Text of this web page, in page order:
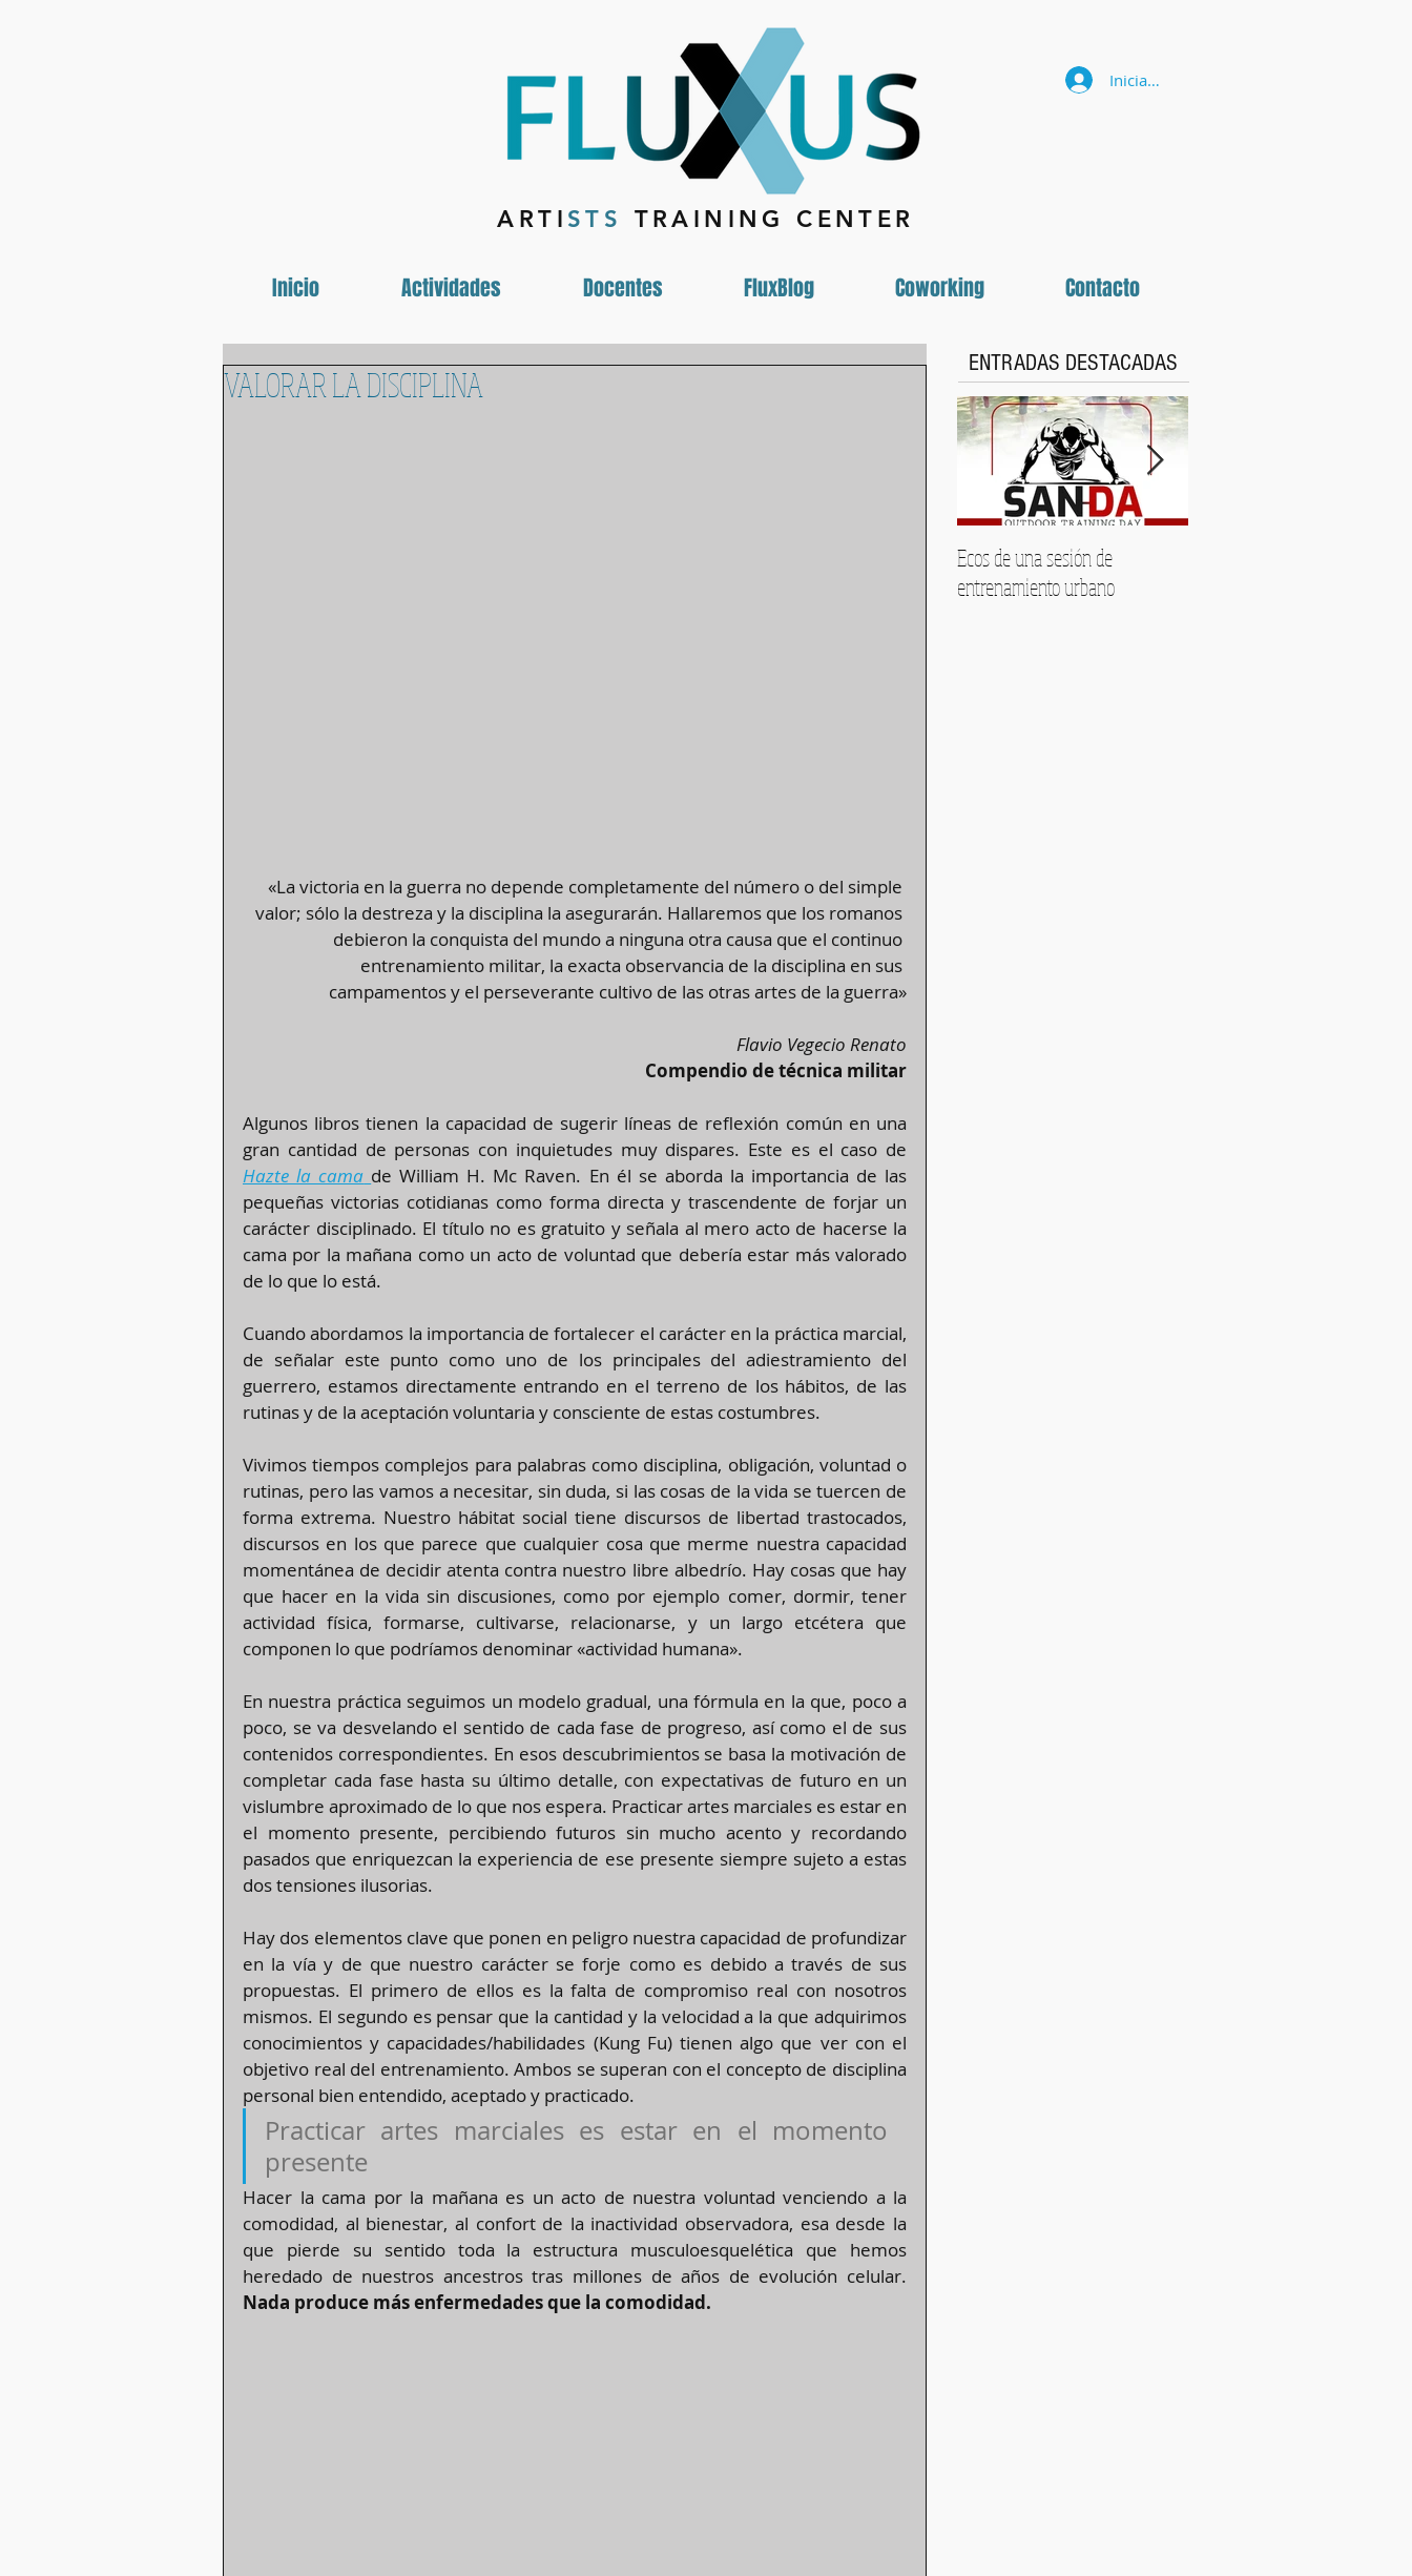
Iniciar sesión
ARTI STS TRAINING CENTER
Inicio Actividades Docentes FluxBlog Coworking Contacto
VALORAR LA DISCIPLINA
«La victoria en la guerra no depende completamente del número o del simple
valor; sólo la destreza y la disciplina la asegurarán. Hallaremos que los romanos
debieron la conquista del mundo a ninguna otra causa que el continuo
entrenamiento militar, la exacta observancia de la disciplina en sus
campamentos y el perseverante cultivo de las otras artes de la guerra»
Flavio Vegecio Renato
Compendio de técnica militar
Algunos libros tienen la capacidad de sugerir líneas de reflexión común en una
Hazte la cama de William H. Mc Raven. En él se aborda la importancia de las
pequeñas victorias cotidianas como forma directa y trascendente de forjar un
carácter disciplinado. El título no es gratuito y señala al mero acto de hacerse la
cama por la mañana como un acto de voluntad que debería estar más valorado
de lo que lo está.
Cuando abordamos la importancia de fortalecer el carácter en la práctica marcial,
de señalar este punto como uno de los principales del adiestramiento del
guerrero, estamos directamente entrando en el terreno de los hábitos, de las
rutinas y de la aceptación voluntaria y consciente de estas costumbres.
Vivimos tiempos complejos para palabras como disciplina, obligación, voluntad o
rutinas, pero las vamos a necesitar, sin duda, si las cosas de la vida se tuercen de
forma extrema. Nuestro hábitat social tiene discursos de libertad trastocados,
discursos en los que parece que cualquier cosa que merme nuestra capacidad
momentánea de decidir atenta contra nuestro libre albedrío. Hay cosas que hay
que hacer en la vida sin discusiones, como por ejemplo comer, dormir, tener
actividad física, formarse, cultivarse, relacionarse, y un largo etcétera que
componen lo que podríamos denominar «actividad humana».
En nuestra práctica seguimos un modelo gradual, una fórmula en la que, poco a
poco, se va desvelando el sentido de cada fase de progreso, así como el de sus
contenidos correspondientes. En esos descubrimientos se basa la motivación de
completar cada fase hasta su último detalle, con expectativas de futuro en un
vislumbre aproximado de lo que nos espera. Practicar artes marciales es estar en
el momento presente, percibiendo futuros sin mucho acento y recordando
pasados que enriquezcan la experiencia de ese presente siempre sujeto a estas
dos tensiones ilusorias.
Hay dos elementos clave que ponen en peligro nuestra capacidad de profundizar
en la vía y de que nuestro carácter se forje como es debido a través de sus
propuestas. El primero de ellos es la falta de compromiso real con nosotros
mismos. El segundo es pensar que la cantidad y la velocidad a la que adquirimos
conocimientos y capacidades/habilidades (Kung Fu) tienen algo que ver con el
objetivo real del entrenamiento. Ambos se superan con el concepto de disciplina
personal bien entendido, aceptado y practicado.
Practicar artes marciales es estar en el momento
presente
Hacer la cama por la mañana es un acto de nuestra voluntad venciendo a la
comodidad, al bienestar, al confort de la inactividad observadora, esa desde la
que pierde su sentido toda la estructura musculoesquelética que hemos
Nada produce más enfermedades que la comodidad.
ENTRADAS DESTACADAS
Ecos de una sesión de
entrenamiento urbano